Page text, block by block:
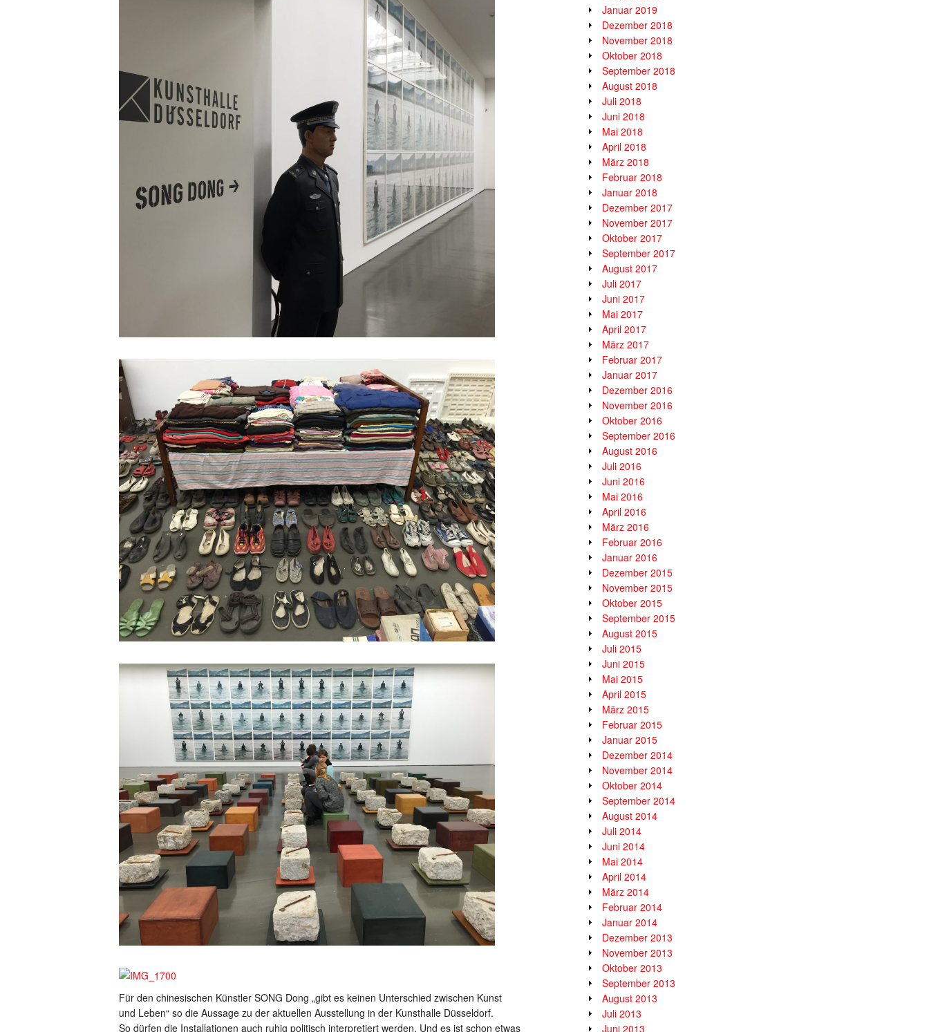
Für den chinesischen Künstler SONG Dong „gibt es keinen Unterschied zwischen Kunst
und Leben“ so die Aussage zu der aktuellen Ausstellung in der Kunsthalle Düsseldorf.
So dürfen die Installationen auch ruhig politisch interpretiert werden. Und es ist schon etwas
Januar 2019
Dezember 2018
November 2018
Oktober 2018
September 2018
August 2018
Juli 2018
Juni 2018
Mai 2018
April 2018
März 2018
Februar 2018
Januar 2018
Dezember 2017
November 2017
Oktober 2017
September 2017
August 2017
Juli 2017
Juni 2017
Mai 2017
April 2017
März 2017
Februar 2017
Januar 2017
Dezember 2016
November 2016
Oktober 2016
September 2016
August 2016
Juli 2016
Juni 2016
Mai 2016
April 2016
März 2016
Februar 2016
Januar 2016
Dezember 2015
November 2015
Oktober 2015
September 2015
August 2015
Juli 2015
Juni 2015
Mai 2015
April 2015
März 2015
Februar 2015
Januar 2015
Dezember 2014
November 2014
Oktober 2014
September 2014
August 2014
Juli 2014
Juni 2014
Mai 2014
April 2014
März 2014
Februar 2014
Januar 2014
Dezember 2013
November 2013
Oktober 2013
September 2013
August 2013
Juli 2013
Juni 2013